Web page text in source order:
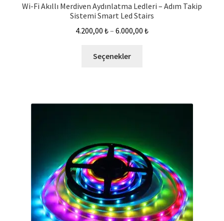
Wi-Fi Akıllı Merdiven Aydınlatma Ledleri – Adım Takip
Sistemi Smart Led Stairs
4.200,00 ₺– 6.000,00 ₺
Seçenekler